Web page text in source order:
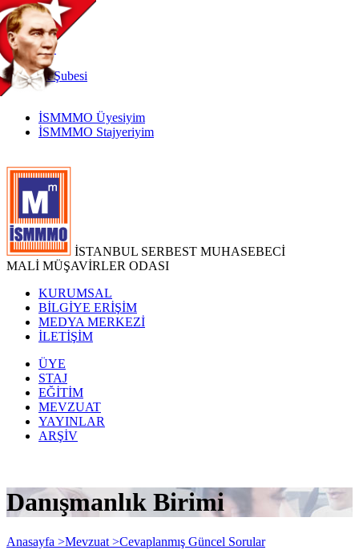
TR
|
EN
İnternetŞubesi
İSMMMO Üyesiyim
İSMMMO Stajyeriyim
İSTANBUL SERBEST MUHASEBECİ
MALİ MÜŞAVİRLER ODASI
KURUMSAL
BİLGİYE ERİŞİM
MEDYA MERKEZİ
İLETİŞİM
ÜYE
STAJ
EĞİTİM
MEVZUAT
YAYINLAR
ARŞİV
Danışmanlık Birimi
Anasayfa >Mevzuat >Cevaplanmış Güncel Sorular